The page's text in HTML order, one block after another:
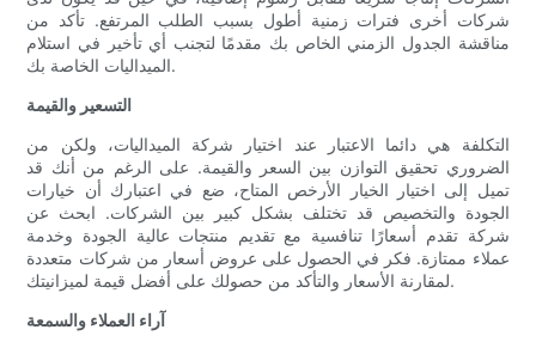
شركات أخرى فترات زمنية أطول بسبب الطلب المرتفع. تأكد من
مناقشة الجدول الزمني الخاص بك مقدمًا لتجنب أي تأخير في استلام
الميداليات الخاصة بك.
التسعير والقيمة
التكلفة هي دائما الاعتبار عند اختيار شركة الميداليات، ولكن من
الضروري تحقيق التوازن بين السعر والقيمة. على الرغم من أنك قد
تميل إلى اختيار الخيار الأرخص المتاح، ضع في اعتبارك أن خيارات
الجودة والتخصيص قد تختلف بشكل كبير بين الشركات. ابحث عن
شركة تقدم أسعارًا تنافسية مع تقديم منتجات عالية الجودة وخدمة
عملاء ممتازة. فكر في الحصول على عروض أسعار من شركات متعددة
لمقارنة الأسعار والتأكد من حصولك على أفضل قيمة لميزانيتك.
آراء العملاء والسمعة